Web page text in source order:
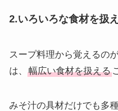
2.いろいろな食材を扱
スープ料理から覚えるの
は、 幅広い食材を扱える
みそ汁の具材だけでも多